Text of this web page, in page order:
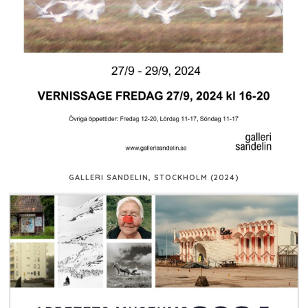
GALLERI SANDELIN, STOCKHOLM (2024)